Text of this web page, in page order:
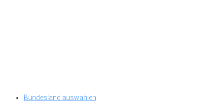
Bundesland auswählen